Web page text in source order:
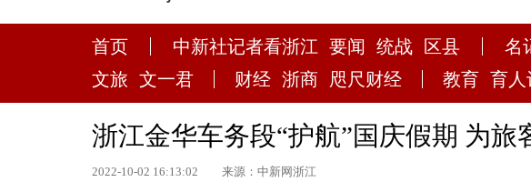
首页 中新社记者看浙江 要闻 统战 区县 名
文旅 文一君 财经 浙商 咫尺财经 教育 育人
浙江金华车务段“护航”国庆假期 为旅
2022-10-02 16:13:02 来源：中新网浙江